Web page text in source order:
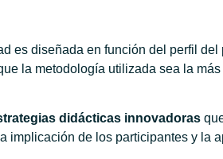
programas formativos y
académico.
es diseñada en función del perfil
la metodología utilizada sea la
didácticas innovadoras
implicación de los participantes y la